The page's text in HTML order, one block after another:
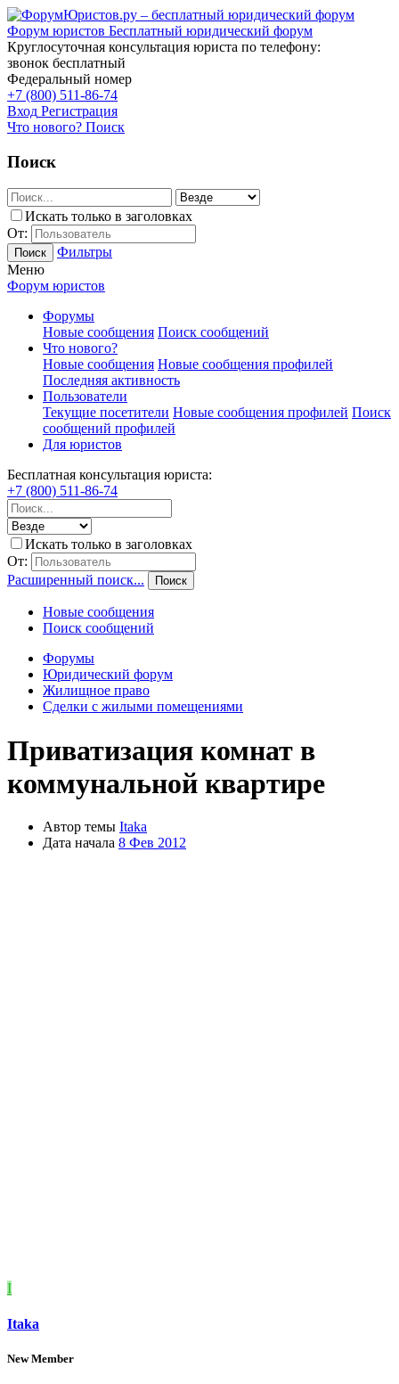
Форум юристов Бесплатный юридический форум
Круглосуточная консультация юриста по телефону:
звонок бесплатный
Федеральный номер
+7 (800) 511-86-74
Вход Регистрация
Что нового? Поиск
Поиск
Искать только в заголовках
От:
Поиск
Фильтры
Меню
Форум юристов
Форумы
Новые сообщения Поиск сообщений
Что нового?
Новые сообщения Новые сообщения профилей
Последняя активность
Пользователи
Текущие посетители Новые сообщения профилей Поиск
сообщений профилей
Для юристов
Бесплатная консультация юриста:
+7 (800) 511-86-74
Искать только в заголовках
От:
Расширенный поиск...
Поиск
Новые сообщения
Поиск сообщений
Форумы
Юридический форум
Жилищное право
Сделки с жилыми помещениями
Приватизация комнат в
коммунальной квартире
Автор темы Itaka
Дата начала 8 Фев 2012
I
Itaka
New Member